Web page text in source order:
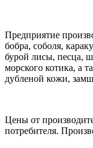
Предприятие
бобра, соболя,
бурой лисы, песца,
морского котика, а
дубленой кожи,
Цены от
потребителя.